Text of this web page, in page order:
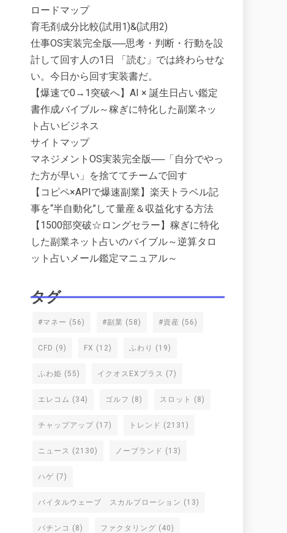
ロードマップ
育毛剤成分比較(試用1)&(試用2)
仕事OS実装完全版──思考・判断・行動を設
計して回す人の1日 「読む」では終わらせな
い。今日から回す実装書だ。
【爆速で0→1突破へ】AI × 誕生日占い鑑定
書作成バイブル～稼ぎに特化した副業ネッ
ト占いビジネス
サイトマップ
マネジメントOS実装完全版──「自分でやっ
た方が早い」を捨ててチームで回す
【コピペ×APIで爆速副業】楽天トラベル記
事を“半自動化”して量産＆収益化する方法
【1500部突破☆ロングセラー】稼ぎに特化
した副業ネット占いのバイブル～逆算タロ
ット占いメール鑑定マニュアル～
タグ
#マネー (56) #副業 (58) #資産 (56)
CFD (9) FX (12) ふわり (19)
ふわ姫 (55) イクオスEXプラス (7)
エレコム (34) ゴルフ (8) スロット (8)
チャップアップ (17) トレンド (2131)
ニュース (2130) ノーブランド (13)
ハゲ (7)
バイタルウェーブ スカルプローション (13)
パチンコ (8) ファクタリング (40)